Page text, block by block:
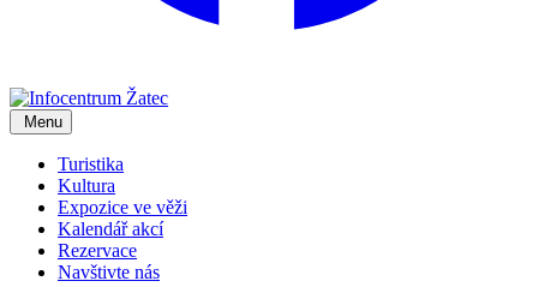
Menu
Turistika
Kultura
Expozice ve věži
Kalendář akcí
Rezervace
Navštivte nás